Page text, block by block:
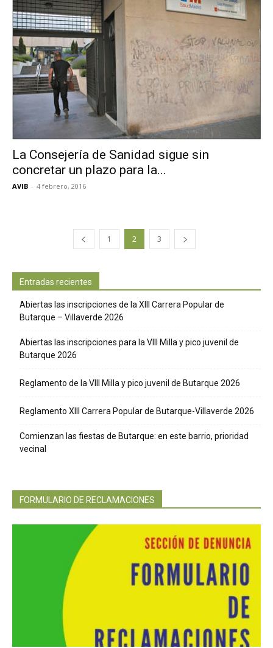
La Consejería de Sanidad sigue sin
concretar un plazo para la...
AVIB - 4 febrero, 2016
1 2 3
Entradas recientes
Abiertas las inscripciones de la XIII Carrera Popular de
Butarque – Villaverde 2026
Abiertas las inscripciones para la VIII Milla y pico juvenil de
Butarque 2026
Reglamento de la VIII Milla y pico juvenil de Butarque 2026
Reglamento XIII Carrera Popular de Butarque-Villaverde 2026
Comienzan las fiestas de Butarque: en este barrio, prioridad
vecinal
FORMULARIO DE RECLAMACIONES